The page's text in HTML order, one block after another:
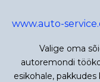
www.auto-
Valige oma
autoremondi
esikohale,